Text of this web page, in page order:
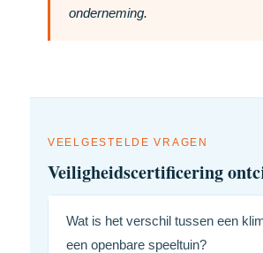
onderneming.
VEELGESTELDE VRAGEN
Veiligheidscertificering
Wat is het verschil tussen een
een openbare speeltuin?